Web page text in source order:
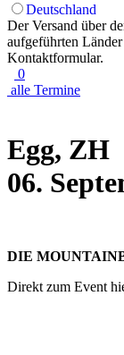
Deutschland
Der Versand über
aufgeführten
Kontaktformular.
0
alle Termine
Egg, ZH
06.
DIE
Direkt zum Event